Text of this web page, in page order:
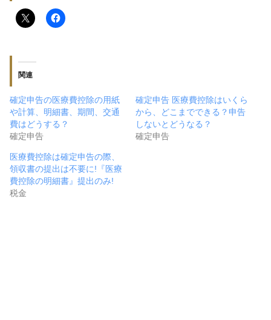
関連
確定申告の医療費控除の用紙
や計算、明細書、期間、交通
費はどうする？
確定申告
確定申告 医療費控除はいくら
から、どこまでできる？申告
しないとどうなる？
確定申告
医療費控除は確定申告の際、
領収書の提出は不要に!『医療
費控除の明細書』提出のみ!
税金